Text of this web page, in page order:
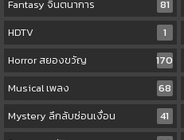
Fantasy จินตนาการ
81
HDTV
1
Horror สยองขวัญ
170
Musical เพลง
68
Mystery ลึกลับซ่อนเงื่อน
41